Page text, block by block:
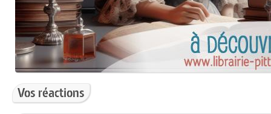
Vos réactions